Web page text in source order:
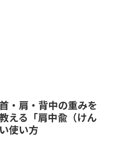
・肩・背中の重みを
える「肩中兪（けん
使い方